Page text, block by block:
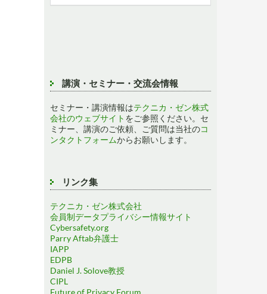
講演・セミナー・交流会情報
セミナー・講演情報はテクニカ・ゼン株式
会社のウェブサイト をご参照ください。セ
ミナー、講演のご依頼、ご質問は当社のコ
ンタクトフォームからお願いします。
リンク集
テクニカ・ゼン株式会社
会員制データプライバシー情報サイト
Cybersafety.org
Parry Aftab弁護士
IAPP
EDPB
Daniel J. Solove教授
CIPL
Future of Privacy Forum